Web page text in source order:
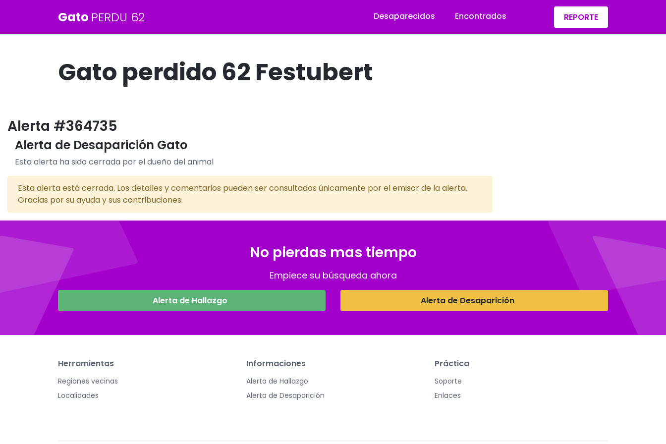
Gato PERDU 62 Desaparecidos Encontrados REPORTE
Gato perdido 62 Festubert
Alerta #364735
Alerta de Desaparición Gato
Esta alerta ha sido cerrada por el dueño del animal
Esta alerta está cerrada. Los detalles y comentarios pueden ser consultados únicamente por el emisor de la alerta.
Gracias por su ayuda y sus contribuciones.
No pierdas mas tiempo
Empiece su búsqueda ahora
Alerta de Hallazgo Alerta de Desaparición
Herramientas
Regiones vecinas
Localidades
Informaciones
Alerta de Hallazgo
Alerta de Desaparición
Práctica
Soporte
Enlaces